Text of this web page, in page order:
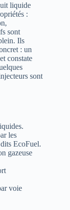
liquide
:
sont
Ils
: un
constate
sont
les
EcoFuel.
gazeuse
voie